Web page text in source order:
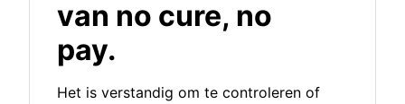
van no cure, no
pay.
Het is verstandig om te controleren of